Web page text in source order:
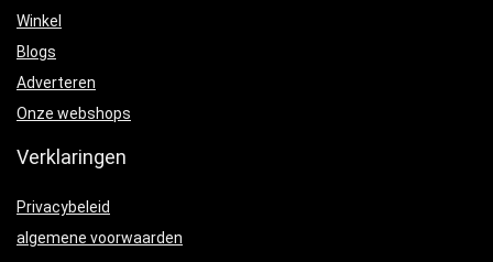
Winkel
Blogs
Adverteren
Onze webshops
Verklaringen
Privacybeleid
algemene voorwaarden